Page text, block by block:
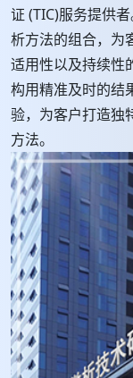
证 (TIC)服务提供
析方法的组合，为
适用性以及持续性
构用精准及时的结
验，为客户打造独
方法。